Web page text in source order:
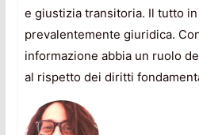
e giustizia transitoria. Il tutto
prevalentemente giuridica.
informazione abbia un ruolo
al rispetto dei diritti